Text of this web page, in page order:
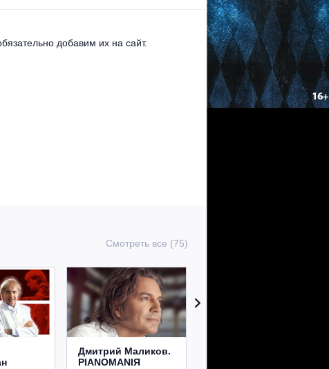
добавим их на сайт.
Смотреть все (75)
Дмитрий Маликов.
PIANOMANIЯ